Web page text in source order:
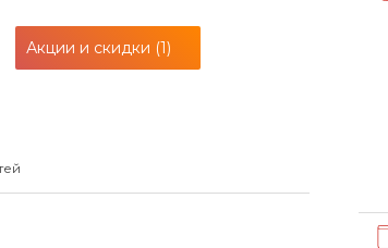
Акции и скидки (1)